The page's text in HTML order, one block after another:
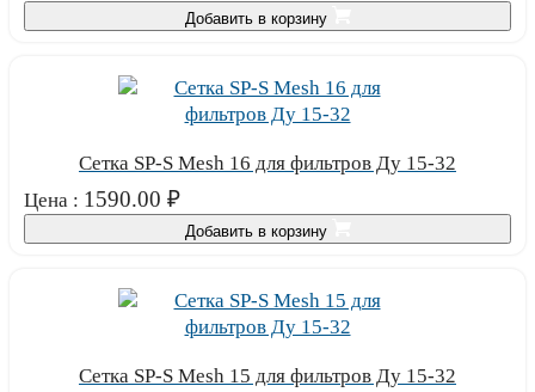
Добавить в корзину
Сетка SP-S Mesh 16 для фильтров Ду 15-32
Цена : 1590.00 ₽
Добавить в корзину
Сетка SP-S Mesh 15 для фильтров Ду 15-32